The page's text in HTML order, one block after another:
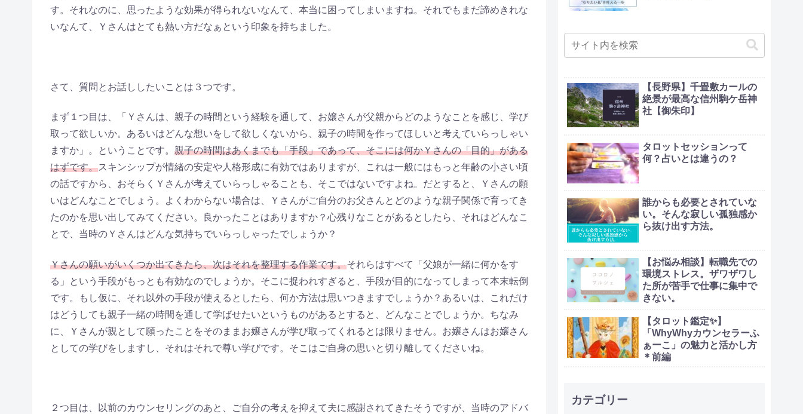
す。それなのに、思ったような効果が得られないなんて、本当に困ってしまいますね。それでもまだ諦めきれな
いなんて、Ｙさんはとても熱い方だなぁという印象を持ちました。
さて、質問とお話ししたいことは３つです。
まず１つ目は、「Ｙさんは、親子の時間という経験を通して、お嬢さんが父親からどのようなことを感じ、学び
取って欲しいか。あるいはどんな想いをして欲しくないから、親子の時間を作ってほしいと考えていらっしゃい
ますか」。ということです。 親子の時間はあくまでも「手段」であって、そこには何かＹさんの「目的」がある
はずです。スキンシップが情緒の安定や人格形成に有効ではありますが、これは一般にはもっと年齢の小さい頃
の話ですから、おそらくＹさんが考えていらっしゃることも、そこではないですよね。だとすると、Ｙさんの願
いはどんなことでしょう。よくわからない場合は、Ｙさんがご自分のお父さんとどのような親子関係で育ってき
たのかを思い出してみてください。良かったことはありますか？心残りなことがあるとしたら、それはどんなこ
とで、当時のＹさんはどんな気持ちでいらっしゃったでしょうか？
Ｙさんの願いがいくつか出てきたら、次はそれを整理する作業です。それらはすべて「父娘が一緒に何かをす
る」という手段がもっとも有効なのでしょうか。そこに捉われすぎると、手段が目的になってしまって本末転倒
です。もし仮に、それ以外の手段が使えるとしたら、何か方法は思いつきますでしょうか？あるいは、これだけ
はどうしても親子一緒の時間を通して学ばせたいというものがあるとすると、どんなことでしょうか。ちなみ
に、Ｙさんが親として願ったことをそのままお嬢さんが学び取ってくれるとは限りません。お嬢さんはお嬢さん
としての学びをしますし、それはそれで尊い学びです。そこはご自身の思いと切り離してくださいね。
２つ目は、以前のカウンセリングのあと、ご自分の考えを抑えて夫に感謝されてきたそうですが、当時のアドバ
【長野県】千畳敷カールの
絶景が最高な信州駒ケ岳神
社【御朱印】
タロットセッションって
何？占いとは違うの？
誰からも必要とされていな
い。そんな寂しい孤独感か
ら抜け出す方法。
【お悩み相談】転職先での
環境ストレス。ザワザワし
た所が苦手で仕事に集中で
きない。
【タロット鑑定✨】
「WhyWhyカウンセラーふ
ぁーこ」の魅力と活かし方
＊前編
カテゴリー